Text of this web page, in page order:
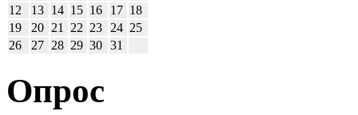
12
13 14 15 16 17 18
19
20 21 22 23 24 25
26
27 28 29 30 31
Опрос